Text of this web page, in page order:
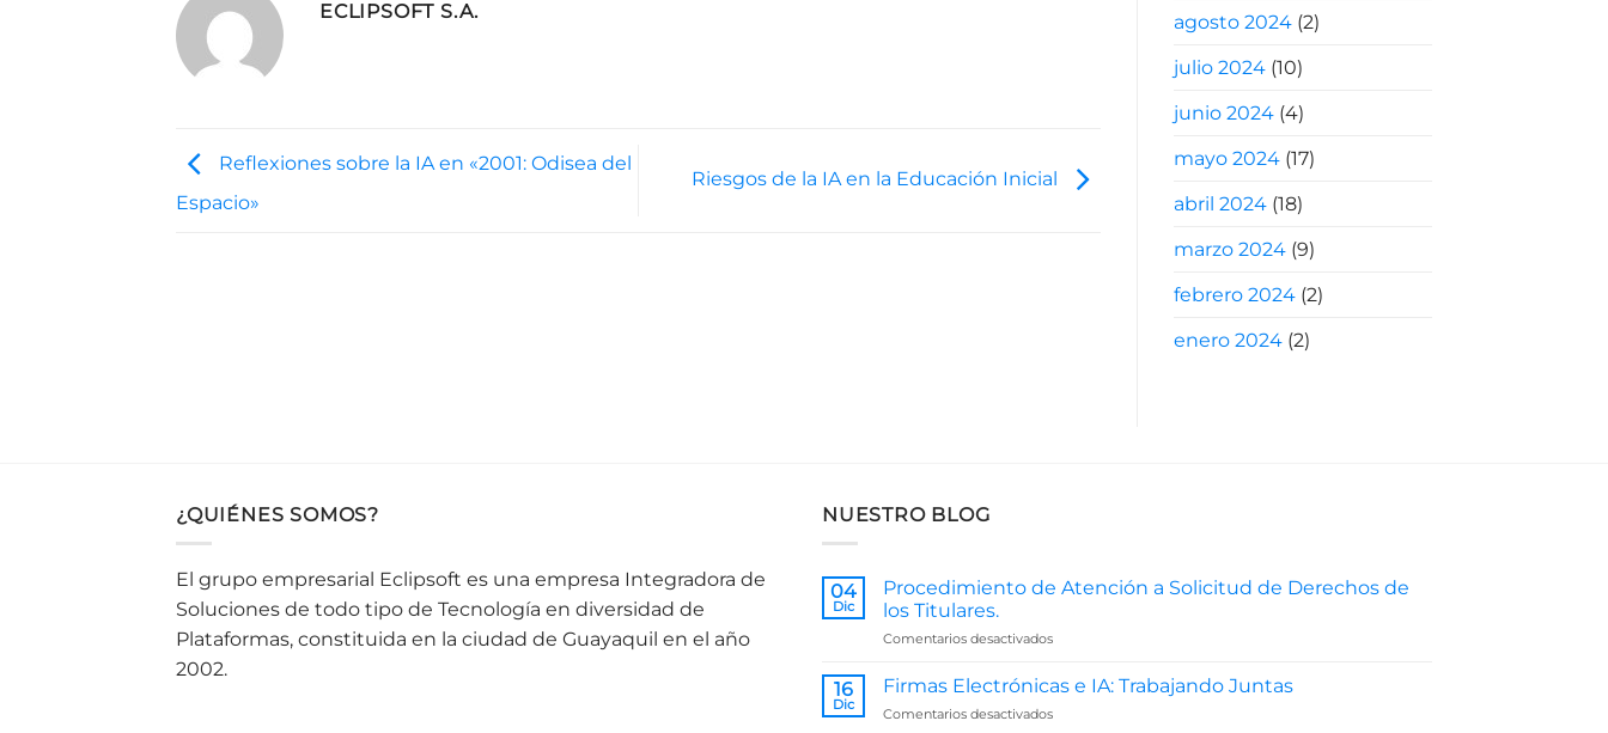
ECLIPSOFT S.A.
Reflexiones sobre la IA en «2001: Odisea del
Espacio»
Riesgos de la IA en la Educación Inicial
agosto 2024(2)
julio 2024(10)
junio 2024(4)
mayo 2024(17)
abril 2024(18)
marzo 2024(9)
febrero 2024(2)
enero 2024(2)
¿QUIÉNES SOMOS?
El grupo empresarial Eclipsoft es una empresa Integradora de
Soluciones de todo tipo de Tecnología en diversidad de
Plataformas, constituida en la ciudad de Guayaquil en el año
2002.
NUESTRO BLOG
04
Dic
Procedimiento de Atención a Solicitud de Derechos de
los Titulares.
Comentarios desactivadosen
de
a
16
Dic
Firmas Electrónicas e IA: Trabajando Juntas
Comentarios desactivadosen